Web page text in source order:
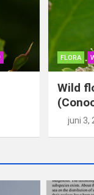
FLORA
Wild
juni 3,